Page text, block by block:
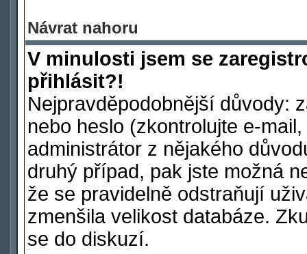
Návrat nahoru
V minulosti jsem se
přihlásit?!
Nejpravděpodobnější důvody:
nebo heslo (zkontrolujte e-
administrátor z nějakého
druhý případ, pak jste možná
že se pravidelně odstraňují
zmenšila velikost databáze.
se do diskuzí.